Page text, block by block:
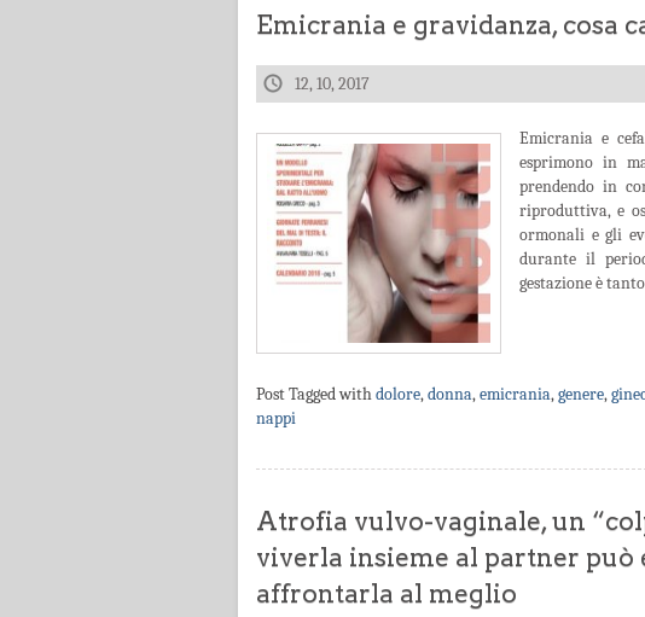
Emicrania e gravidanza, cosa
12, 10, 2017
Emicrania e
esprimono in
prendendo in
riproduttiva, e
ormonali e gli
durante il
gestazione è
Post Tagged withdolore,donna,emicrania,genere,
nappi
Atrofia vulvo-vaginale, un
viverla insieme al partner può
affrontarla al meglio